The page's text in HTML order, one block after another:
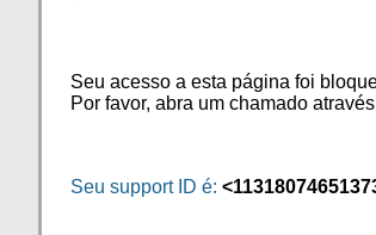
Seu acesso a esta página foi
Por favor, abra um chamado
Seu support ID é: